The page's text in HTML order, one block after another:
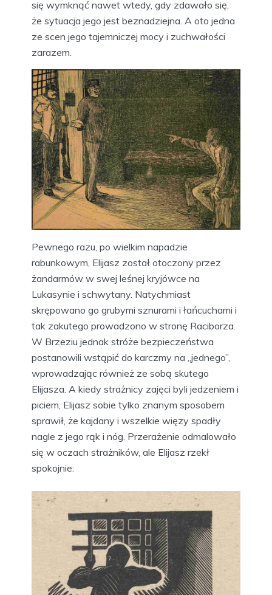
się wymknąć nawet wtedy, gdy zdawało się,
że sytuacja jego jest beznadziejna. A oto jedna
ze scen jego tajemniczej mocy i zuchwałości
zarazem.
Pewnego razu, po wielkim napadzie
rabunkowym, Elijasz został otoczony przez
żandarmów w swej leśnej kryjówce na
Lukasynie i schwytany. Natychmiast
skrępowano go grubymi sznurami i łańcuchami i
tak zakutego prowadzono w stronę Raciborza.
W Brzeziu jednak stróże bezpieczeństwa
postanowili wstąpić do karczmy na „jednego”,
wprowadzając również ze sobą skutego
Elijasza. A kiedy strażnicy zajęci byli jedzeniem i
piciem, Elijasz sobie tylko znanym sposobem
sprawił, że kajdany i wszelkie więzy spadły
nagle z jego rąk i nóg. Przerażenie odmalowało
się w oczach strażników, ale Elijasz rzekł
spokojnie: